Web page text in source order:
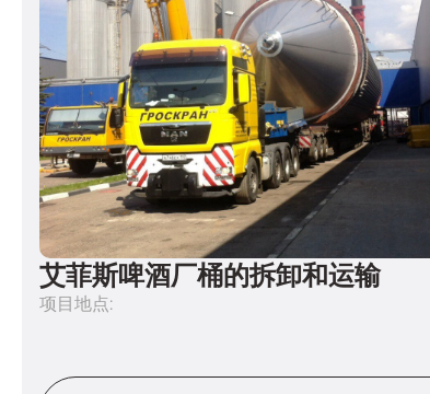
艾菲斯啤酒厂桶的拆卸和运输
项目地点: